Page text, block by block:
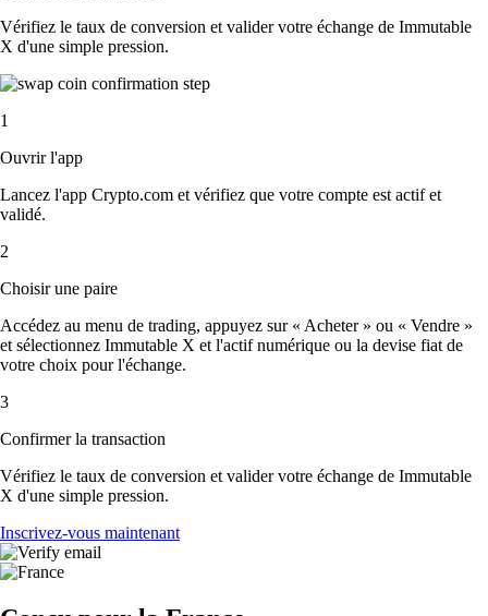
Vérifiez le taux de conversion et valider votre échange de Immutable
X d'une simple pression.
1
Ouvrir l'app
Lancez l'app Crypto.com et vérifiez que votre compte est actif et
validé.
2
Choisir une paire
Accédez au menu de trading, appuyez sur « Acheter » ou « Vendre »
et sélectionnez Immutable X et l'actif numérique ou la devise fiat de
votre choix pour l'échange.
3
Confirmer la transaction
Vérifiez le taux de conversion et valider votre échange de Immutable
X d'une simple pression.
Inscrivez-vous maintenant